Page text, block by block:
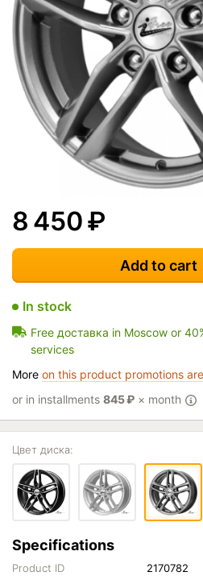
8 450₽
Add to cart
In stock
Free доставка in Moscow or
services
More on this product promotions
or in installments 845₽ × month
Цвет диска:
Specifications
Product ID
2170782